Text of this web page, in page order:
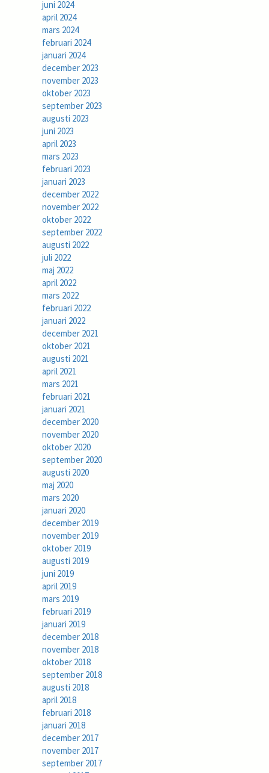
juni 2024
april 2024
mars 2024
februari 2024
januari 2024
december 2023
november 2023
oktober 2023
september 2023
augusti 2023
juni 2023
april 2023
mars 2023
februari 2023
januari 2023
december 2022
november 2022
oktober 2022
september 2022
augusti 2022
juli 2022
maj 2022
april 2022
mars 2022
februari 2022
januari 2022
december 2021
oktober 2021
augusti 2021
april 2021
mars 2021
februari 2021
januari 2021
december 2020
november 2020
oktober 2020
september 2020
augusti 2020
maj 2020
mars 2020
januari 2020
december 2019
november 2019
oktober 2019
augusti 2019
juni 2019
april 2019
mars 2019
februari 2019
januari 2019
december 2018
november 2018
oktober 2018
september 2018
augusti 2018
april 2018
februari 2018
januari 2018
december 2017
november 2017
september 2017